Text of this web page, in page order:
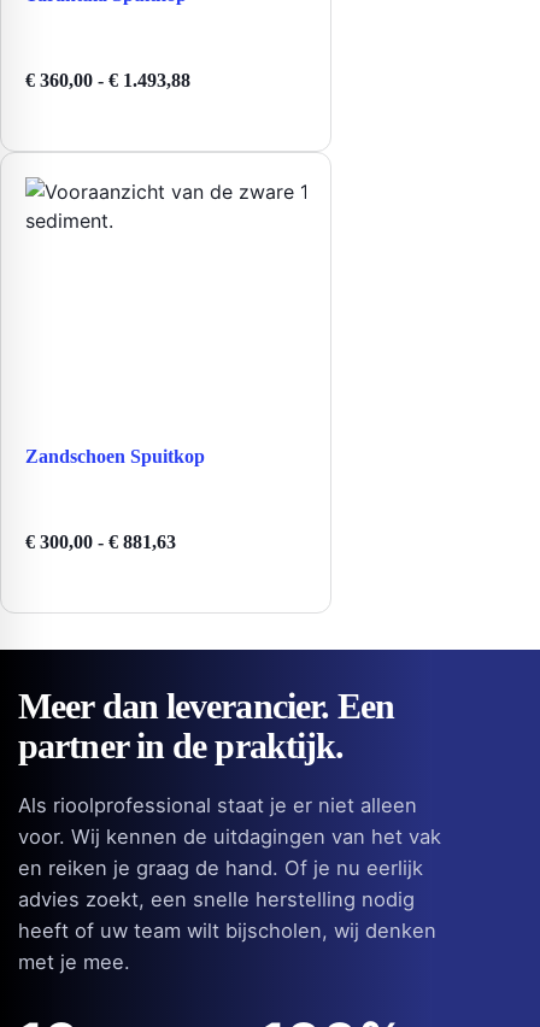
€ 360,00 - € 1.493,88Prijsklasse:
Zandschoen Spuitkop
€ 300,00 - € 881,63Prijsklasse:
Meer dan leverancier. Een
partner in de praktijk.
Als rioolprofessional staat je er niet alleen
voor. Wij kennen de uitdagingen van het vak
en reiken je graag de hand. Of je nu eerlijk
advies zoekt, een snelle herstelling nodig
heeft of uw team wilt bijscholen, wij denken
met je mee.